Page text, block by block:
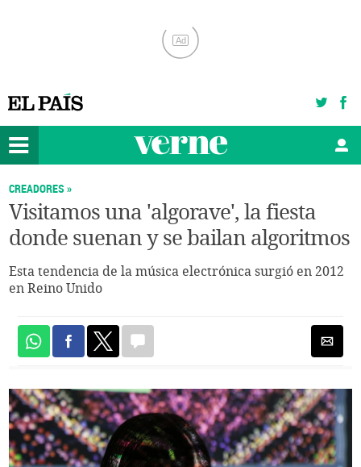
Ad
CREADORES »
Visitamos una 'algorave', la fiesta
donde suenan y se bailan algoritmos
Esta tendencia de la música electrónica surgió en 2012
en Reino Unido